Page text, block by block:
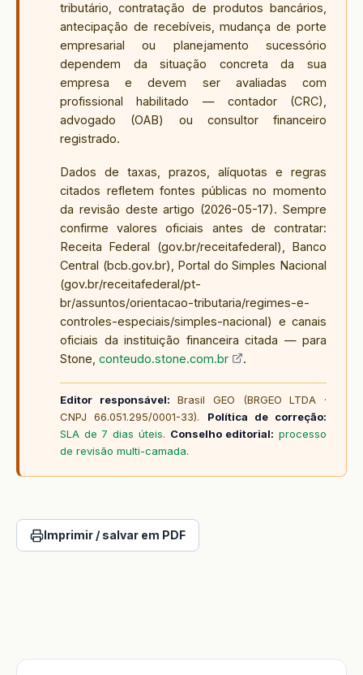
tributário, contratação de produtos bancários,
antecipação de recebíveis, mudança de porte
empresarial ou planejamento sucessório
dependem da situação concreta da sua
empresa e devem ser avaliadas com
profissional habilitado — contador (CRC),
advogado (OAB) ou consultor financeiro
registrado.
Dados de taxas, prazos, alíquotas e regras
citados refletem fontes públicas no momento
da revisão deste artigo (2026-05-17). Sempre
confirme valores oficiais antes de contratar:
Receita Federal (gov.br/receitafederal), Banco
Central (bcb.gov.br), Portal do Simples Nacional
(gov.br/receitafederal/pt-
br/assuntos/orientacao-tributaria/regimes-e-
controles-especiais/simples-nacional) e canais
oficiais da instituição financeira citada — para
Stone, conteudo.stone.com.br .
Editor responsável: Brasil GEO (BRGEO LTDA ·
CNPJ 66.051.295/0001-33). Política de correção:
SLA de 7 dias úteis. Conselho editorial: processo
de revisão multi-camada.
Imprimir / salvar em PDF